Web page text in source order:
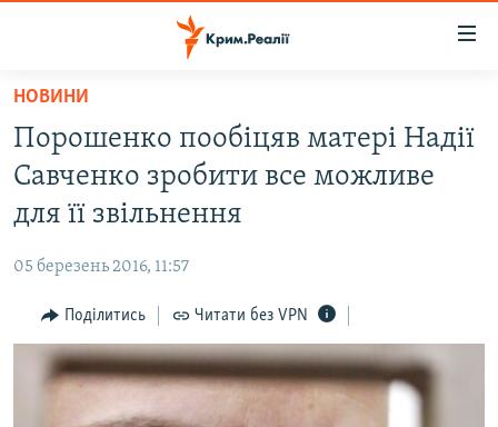
Перейти
основного
матеріалу
Перейти
до
основної
навігації
Перейти
до
пошуку
ВОДА.КРИМ
ВІДЕО ТА ФОТО
БЛОГИ
ПОГЛЯД
ІНТЕРВ'Ю
НОВИНИ
Порошенко пообіцяв матері Надії
Савченко зробити все можливе
для її звільнення
05 березень 2016, 11:57
Поділитись Читати без VPN